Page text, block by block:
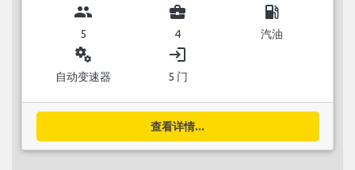
group
5
business_center
4
local_gas_station
汽油
miscellaneous_services
自动变速器
login
5 门
查看详情...